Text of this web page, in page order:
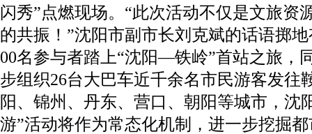
闪秀”点燃现场。“此次活动不仅是文旅资
的共振！”沈阳市副市长刘克斌的话语掷
00名参与者踏上“沈阳—铁岭”首站之旅，
步组织26台大巴车近千余名市民游客发往
阳、锦州、丹东、营口、朝阳等城市，沈
游”活动将作为常态化机制，进一步挖掘